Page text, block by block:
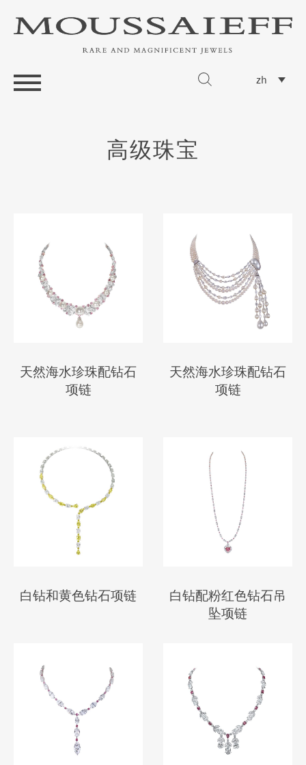
zh
高级珠宝
天然海水珍珠配钻石
项链
天然海水珍珠配钻石
项链
白钻和黄色钻石项链
白钻配粉红色钻石吊
坠项链